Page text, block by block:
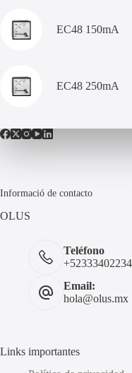
EC48 150mA
EC48 250mA
Informació de contacto
OLUS
Teléfono
Email:
hola@olus.mx
Links importantes